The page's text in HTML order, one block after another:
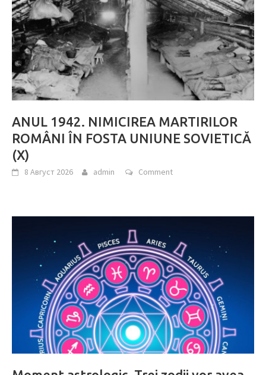
ANUL 1942. NIMICIREA MARTIRILOR
ROMÂNI ÎN FOSTA UNIUNE SOVIETICĂ
(X)
8 Август 2026 admin Comment